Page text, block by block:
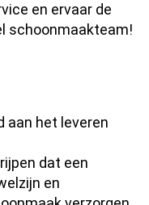
en ervaar de
schoonmaakteam!
aan het leveren
dat een
en